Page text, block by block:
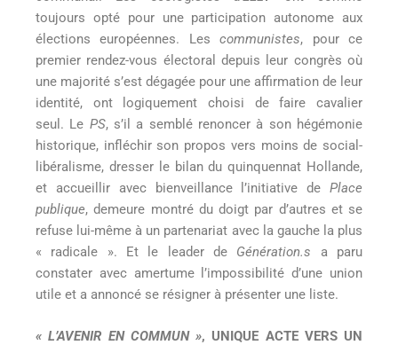
toujours opté pour une participation autonome aux
élections européennes. Lescommunistes, pour ce
premier rendez-vous électoral depuis leur congrès où
une majorité s’est dégagée pour une affirmation de leur
identité, ont logiquement choisi de faire cavalier
seul. Le PS, s’il a semblé renoncer à son hégémonie
historique, infléchir son propos vers moins de social-
libéralisme, dresser le bilan du quinquennat Hollande,
et accueillir avec bienveillance l’initiative de Place
publique, demeure montré du doigt par d’autres et se
refuse lui-même à un partenariat avec la gauche la plus
« radicale ». Et le leader de Génération.s a paru
constater avec amertume l’impossibilité d’une union
utile et a annoncé se résigner à présenter une liste.
« L’AVENIR EN COMMUN », UNIQUE ACTE VERS UN